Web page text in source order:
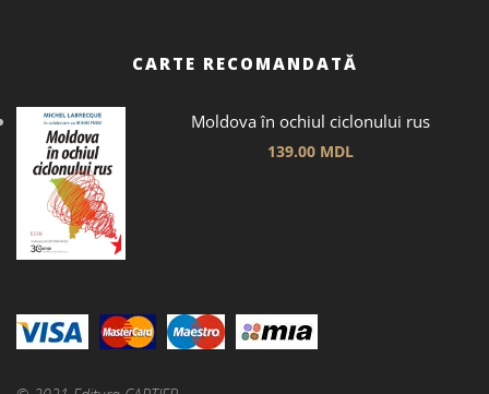
CARTE RECOMANDATĂ
Moldova în ochiul ciclonului rus
139.00 MDL